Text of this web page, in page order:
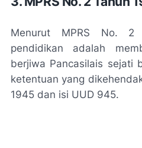
Menurut MPRS No. 2
pendidikan adalah
berjiwa Pancasilais sejati
ketentuan yang
1945 dan isi UUD 945.